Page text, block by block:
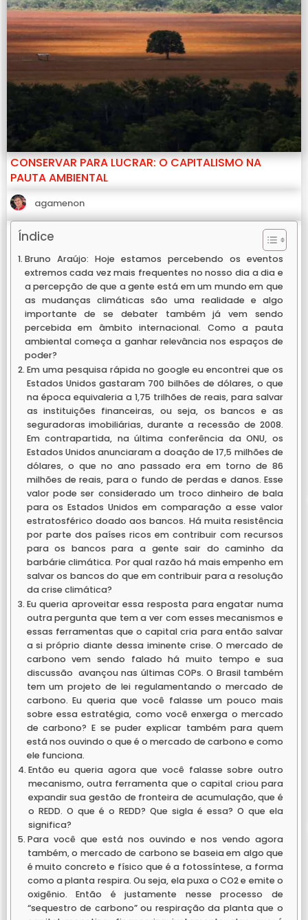
CONSERVAR PARA LUCRAR: O CAPITALISMO NA
PAUTA AMBIENTAL
agamenon
Índice
Bruno Araújo: Hoje estamos percebendo os eventos
extremos cada vez mais frequentes no nosso dia a dia e
a percepção de que a gente está em um mundo em que
as mudanças climáticas são uma realidade e algo
importante de se debater também já vem sendo
percebida em âmbito internacional. Como a pauta
ambiental começa a ganhar relevância nos espaços de
poder?
Em uma pesquisa rápida no google eu encontrei que os
Estados Unidos gastaram 700 bilhões de dólares, o que
na época equivaleria a 1,75 trilhões de reais, para salvar
as instituições financeiras, ou seja, os bancos e as
seguradoras imobiliárias, durante a recessão de 2008.
Em contrapartida, na última conferência da ONU, os
Estados Unidos anunciaram a doação de 17,5 milhões de
dólares, o que no ano passado era em torno de 86
milhões de reais, para o fundo de perdas e danos. Esse
valor pode ser considerado um troco dinheiro de bala
para os Estados Unidos em comparação a esse valor
estratosférico doado aos bancos. Há muita resistência
por parte dos países ricos em contribuir com recursos
para os bancos para a gente sair do caminho da
barbárie climática. Por qual razão há mais empenho em
salvar os bancos do que em contribuir para a resolução
da crise climática?
Eu queria aproveitar essa resposta para engatar numa
outra pergunta que tem a ver com esses mecanismos e
essas ferramentas que o capital cria para então salvar
a si próprio diante dessa iminente crise. O mercado de
carbono vem sendo falado há muito tempo e sua
discussão avançou nas últimas COPs. O Brasil também
tem um projeto de lei regulamentando o mercado de
carbono. Eu queria que você falasse um pouco mais
sobre essa estratégia, como você enxerga o mercado
de carbono? E se puder explicar também para quem
está nos ouvindo o que é o mercado de carbono e como
ele funciona.
Então eu queria agora que você falasse sobre outro
mecanismo, outra ferramenta que o capital criou para
expandir sua gestão de fronteira de acumulação, que é
o REDD. O que é o REDD? Que sigla é essa? O que ela
significa?
Para você que está nos ouvindo e nos vendo agora
também, o mercado de carbono se baseia em algo que
é muito concreto e físico que é a fotossíntese, a forma
como a planta respira. Ou seja, ela puxa o CO2 e emite o
oxigênio. Então é justamente nesse processo de
“sequestro de carbono” ou respiração da planta que o